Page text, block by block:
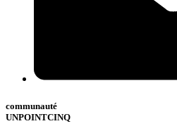
communauté
UNPOINTCINQ